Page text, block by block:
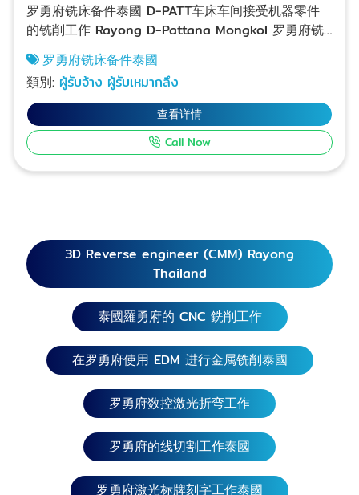
罗勇府铣床备件泰國 D-PATT车床车间接受机器零件
的铣削工作 Rayong D-Pattana Mongkol 罗勇府铣
床厂，符合ISO 9001 : 2015 标准，承接CNC 加工工
作，根据客户需求设计，根据尺寸设计工件，我们可
以制造多种金属材料如钢、铝、不锈钢、铜、黄铜、
塑料。 罗勇府机械备件铣削工作 罗勇府铣床备件
的联系电话。 罗勇府铣床备件泰國 如有需求请致电
Thanaphat Thanamongkolwiwat 089-748-0213
Industrial Division Suwichaya Ngamsri 089-748-
我们承接金属车床工作、数控铣削工作、钻孔工作、
金属弯曲、攻丝、金属成型（包括钢、不锈钢、
铝）、机器备件的生产。车削不锈钢设备零件将
PE1000、POM、尼龙等工程塑料加工成食品机械和
化工零件。 机械配件制造商，搅拌轴，传动轴。 可以
床备件泰國 可在曼谷、暖武里府、巴吞他尼府、大城
府、夜功府、龙仔厝府、信武里府、素可泰府、素攀
武里府、北标府、华富里府、北榄府、红统府、乌泰
他尼府、卡彭碧府、猜纳府、那空那育, 佛统府, 那空
沙旺等地区提供服务。 罗勇府机备件铣削工作泰國
南邦府, 南奔府, 程逸披集府, 彭世洛府, 碧差汶府 可
罗勇府铣床备件泰國
類別: ผู้รับจ้าง ผู้รับเหมากลึง
查看详情
Call Now
3D Reverse engineer (CMM) Rayong
Thailand
泰國羅勇府的 CNC 銑削工作
在罗勇府使用 EDM 进行金属铣削泰國
罗勇府数控激光折弯工作
罗勇府的线切割工作泰國
罗勇府激光标牌刻字工作泰國